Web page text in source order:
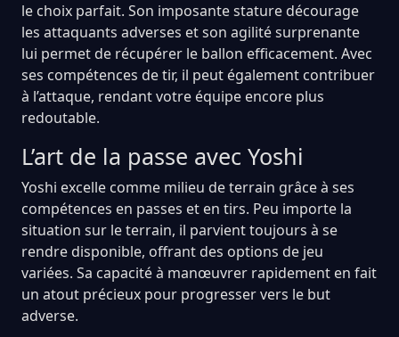
le choix parfait. Son imposante stature décourage
les attaquants adverses et son agilité surprenante
lui permet de récupérer le ballon efficacement. Avec
ses compétences de tir, il peut également contribuer
à l’attaque, rendant votre équipe encore plus
redoutable.
L’art de la passe avec Yoshi
Yoshi excelle comme milieu de terrain grâce à ses
compétences en passes et en tirs. Peu importe la
situation sur le terrain, il parvient toujours à se
rendre disponible, offrant des options de jeu
variées. Sa capacité à manœuvrer rapidement en fait
un atout précieux pour progresser vers le but
adverse.